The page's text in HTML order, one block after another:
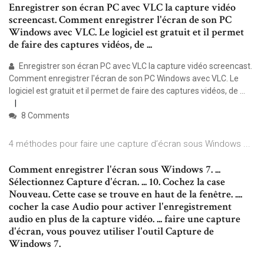
Enregistrer son écran PC avec VLC la capture vidéo
screencast. Comment enregistrer l'écran de son PC
Windows avec VLC. Le logiciel est gratuit et il permet
de faire des captures vidéos, de ...
Enregistrer son écran PC avec VLC la capture vidéo screencast.
Comment enregistrer l'écran de son PC Windows avec VLC. Le
logiciel est gratuit et il permet de faire des captures vidéos, de ...
8 Comments
4 méthodes pour faire une capture d’écran sous Windows ...
Comment enregistrer l'écran sous Windows 7. ...
Sélectionnez Capture d'écran. ... 10. Cochez la case
Nouveau. Cette case se trouve en haut de la fenêtre. ....
cocher la case Audio pour activer l'enregistrement
audio en plus de la capture vidéo. ... faire une capture
d'écran, vous pouvez utiliser l'outil Capture de
Windows 7.